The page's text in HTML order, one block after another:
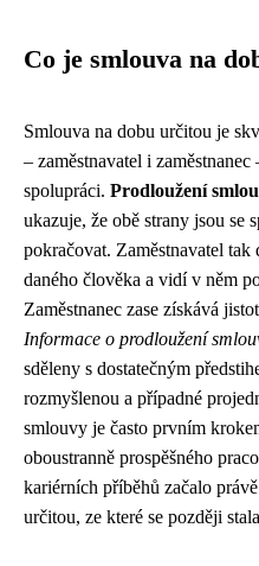
Co je smlouva na
Smlouva na dobu určitou je
– zaměstnavatel i
spolupráci. Prodloužení
ukazuje, že obě strany jsou se
pokračovat. Zaměstnavatel tak
daného člověka a vidí v něm
Zaměstnanec zase získává
Informace o prodloužení
sděleny s dostatečným
rozmyšlenou a případné
smlouvy je často prvním
oboustranně prospěšného
kariérních příběhů začalo
určitou, ze které se později